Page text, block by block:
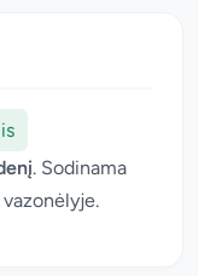
. Sodinama